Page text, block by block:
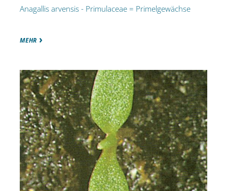
Anagallis arvensis - Primulaceae = Primelgewächse
MEHR